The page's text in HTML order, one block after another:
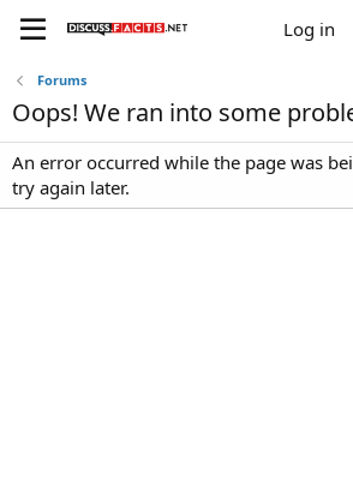
Log in
Forums
Oops! We ran into some
An error occurred while the page was
try again later.